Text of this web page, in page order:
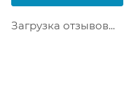
содержать не
не должна
Загрузка отзывов...